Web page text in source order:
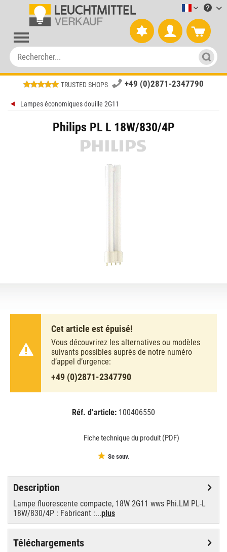
TRUSTED SHOPS +49 (0)2871-2347790
Lampes économiques douille 2G11
Philips PL L 18W/830/4P
Cet article est épuisé!
Vous découvrirez les alternatives ou modèles
suivants possibles auprès de notre numéro
d’appel d’urgence:
+49 (0)2871-2347790
Réf. d’article: 100406550
Fiche technique du produit (PDF)
Se souv.
Description
Lampe fluorescente compacte, 18W 2G11 wws Phi.LM PL-L
18W/830/4P : Fabricant :...plus
Téléchargements